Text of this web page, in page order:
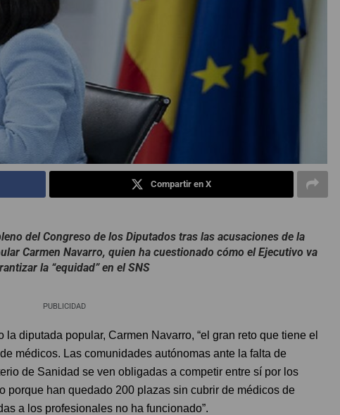
Compartir en X
del Congreso de los Diputados tras las acusaciones de la
Carmen Navarro, quien ha cuestionado cómo el Ejecutivo va
la “equidad” en el SNS
PUBLICIDAD
diputada popular, Carmen Navarro, “el gran reto que tiene el
médicos. Las comunidades autónomas ante la falta de
de Sanidad se ven obligadas a competir entre sí por los
porque han quedado 200 plazas sin cubrir de médicos de
a los profesionales no ha funcionado”.